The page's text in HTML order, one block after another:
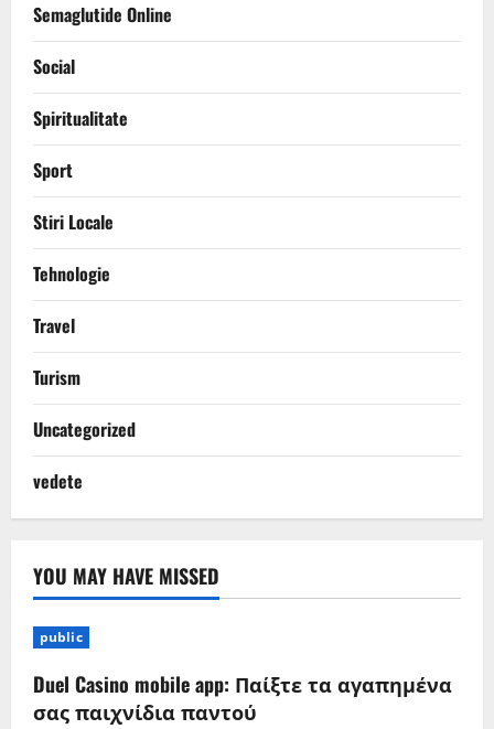
Semaglutide Online
Social
Spiritualitate
Sport
Stiri Locale
Tehnologie
Travel
Turism
Uncategorized
vedete
YOU MAY HAVE MISSED
public
Duel Casino mobile app: Παίξτε τα αγαπημένα
σας παιχνίδια παντού